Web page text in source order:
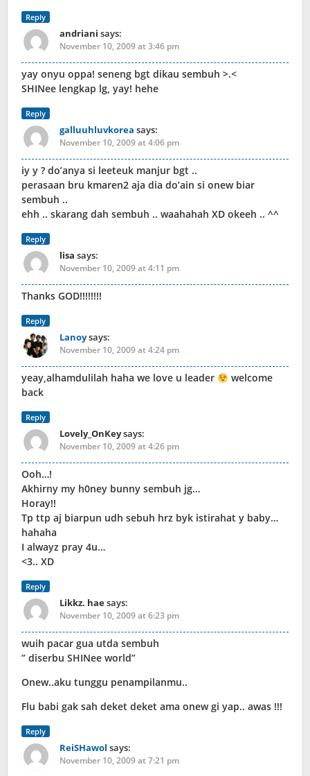
Reply
andriani says:
November 10, 2009 at 3:46 pm
yay onyu oppa! seneng bgt dikau sembuh >.<
SHINee lengkap lg, yay! hehe
Reply
galluuhluvkorea says:
November 10, 2009 at 4:06 pm
iy y ? do’anya si leeteuk manjur bgt ..
perasaan bru kmaren2 aja dia do’ain si onew biar
sembuh ..
ehh .. skarang dah sembuh .. waahahah XD okeeh .. ^^
Reply
lisa says:
November 10, 2009 at 4:11 pm
Thanks GOD!!!!!!!!
Reply
Lanoysays:
November 10, 2009 at 4:24 pm
yeay,alhamdulilah haha we love u leader
welcome
back
Reply
Lovely_OnKeysays:
November 10, 2009 at 4:26 pm
Ooh…!
Akhirny my h0ney bunny sembuh jg…
Horay!!
Tp ttp aj biarpun udh sebuh hrz byk istirahat y baby…
hahaha
I alwayz pray 4u…
<3.. XD
Reply
Likkz. haesays:
November 10, 2009 at 6:23 pm
wuih pacar gua utda sembuh
” diserbu SHINee world”
Onew..aku tunggu penampilanmu..
Flu babi gak sah deket deket ama onew gi yap.. awas !!!
Reply
ReiSHawol says:
November 10, 2009 at 7:21 pm